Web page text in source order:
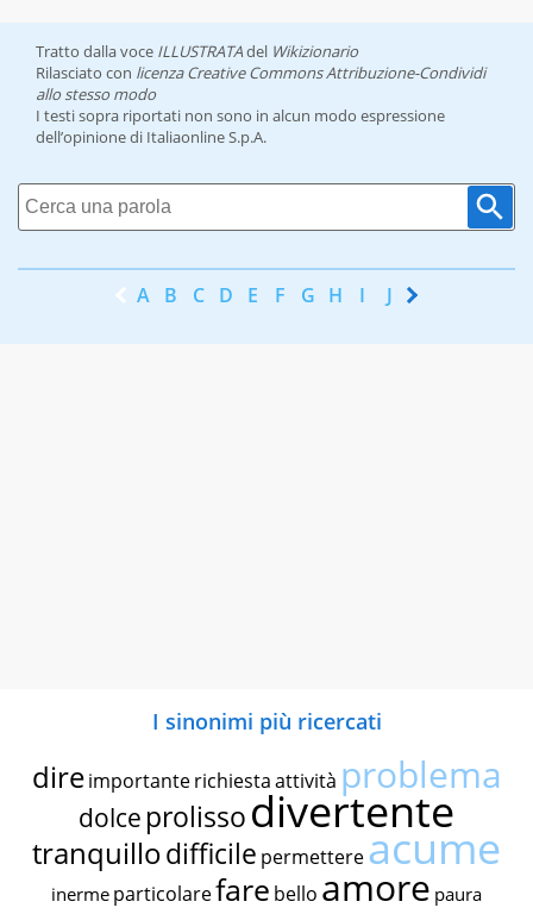
Tratto dalla voce ILLUSTRATAdel Wikizionario
Rilasciato con licenza Creative Commons Attribuzione-Condividi
allo stesso modo
I testi sopra riportati non sono in alcun modo espressione
dell’opinione di Italiaonline S.p.A.
A B C D E F G H I J K
I sinonimi più ricercati
dire importante richiestaattività problema
dolce prolissodivertente
tranquillodifficile permettereacume
inerme particolarefare bello amore paura